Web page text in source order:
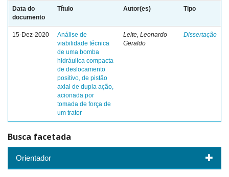
Data do
documento
Título Autor(es) Tipo
15-Dez-2020
Análise de
viabilidade técnica
de uma bomba
hidráulica compacta
de deslocamento
positivo, de pistão
axial de dupla ação,
acionada por
tomada de força de
um trator
Leite, Leonardo
Geraldo
Dissertação
Busca facetada
Orientador